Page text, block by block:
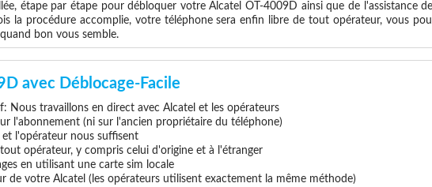
étape par étape pour débloquer votre Alcatel OT-4009D ainsi que de l'assistance
la procédure accomplie, votre téléphone sera enfin libre de tout opérateur, vous
bon vous semble.
avec Déblocage-Facile
Nous travaillons en direct avec Alcatel et les opérateurs
l'abonnement (ni sur l'ancien propriétaire du téléphone)
et l'opérateur nous suffisent
opérateur, y compris celui d'origine et à l'étranger
en utilisant une carte sim locale
de votre Alcatel (les opérateurs utilisent exactement la même méthode)